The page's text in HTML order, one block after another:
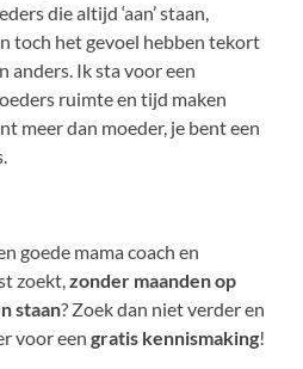
die altijd ‘aan’ staan,
toch het gevoel hebben tekort
anders. Ik sta voor een
ruimte en tijd maken
meer dan moeder, je bent een
goede mama coach en
zoekt,zonder maanden op
staan? Zoek dan niet verder en
voor een gratis kennismaking!